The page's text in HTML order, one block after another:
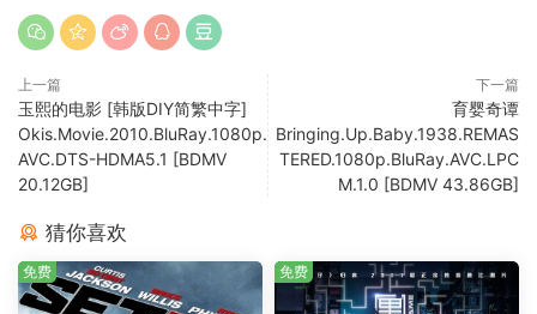
上一篇
玉熙的电影 [韩版DIY简繁中字]
Okis.Movie.2010.BluRay.1080p.
AVC.DTS-HDMA5.1 [BDMV
20.12GB]
下一篇
育婴奇谭
Bringing.Up.Baby.1938.REMAS
TERED.1080p.BluRay.AVC.LPC
M.1.0 [BDMV 43.86GB]
猜你喜欢
免费 免费